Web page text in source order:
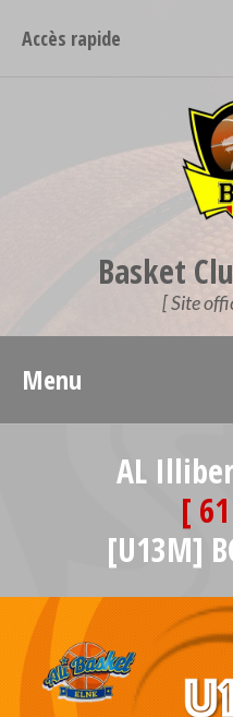
Accès rapide
Basket
[ Site
Menu
AL
[
[U13M]